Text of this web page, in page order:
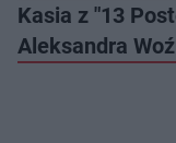
Kasia z "13
Aleksandra